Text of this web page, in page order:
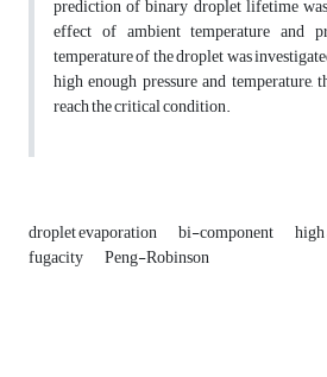
prediction of binary droplet lifetime
effect of ambient temperature and
temperature of the droplet was
high enough pressure and temperature,
reach the critical condition.
droplet evaporation bi-component
fugacity Peng-Robinson